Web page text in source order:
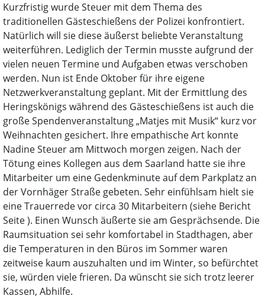
Kurzfristig wurde Steuer mit dem Thema des
traditionellen Gästeschießens der Polizei konfrontiert.
Natürlich will sie diese äußerst beliebte Veranstaltung
weiterführen. Lediglich der Termin musste aufgrund der
vielen neuen Termine und Aufgaben etwas verschoben
werden. Nun ist Ende Oktober für ihre eigene
Netzwerkveranstaltung geplant. Mit der Ermittlung des
Heringskönigs während des Gästeschießens ist auch die
große Spendenveranstaltung „Matjes mit Musik“ kurz vor
Weihnachten gesichert. Ihre empathische Art konnte
Nadine Steuer am Mittwoch morgen zeigen. Nach der
Tötung eines Kollegen aus dem Saarland hatte sie ihre
Mitarbeiter um eine Gedenkminute auf dem Parkplatz an
der Vornhäger Straße gebeten. Sehr einfühlsam hielt sie
eine Trauerrede vor circa 30 Mitarbeitern (siehe Bericht
Seite ). Einen Wunsch äußerte sie am Gesprächsende. Die
Raumsituation sei sehr komfortabel in Stadthagen, aber
die Temperaturen in den Büros im Sommer waren
zeitweise kaum auszuhalten und im Winter, so befürchtet
sie, würden viele frieren. Da wünscht sie sich trotz leerer
Kassen, Abhilfe.